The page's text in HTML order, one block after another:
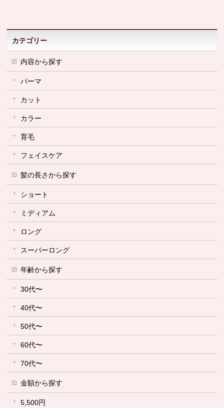
カテゴリー
内容から探す
パーマ
カット
カラー
育毛
フェイスケア
髪の長さから探す
ショート
ミディアム
ロング
スーパーロング
年齢から探す
30代〜
40代〜
50代〜
60代〜
70代〜
金額から探す
5,500円